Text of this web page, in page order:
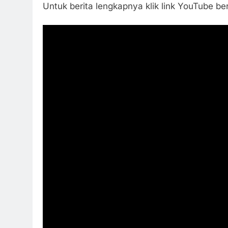
Untuk berita lengkapnya klik link YouTube